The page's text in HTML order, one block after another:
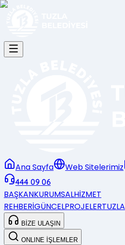
Ana Sayfa Web Sitelerimiz
444 09 06
BAŞKANKURUMSALHİZMET
REHBERİGÜNCELPROJELERTUZLA
BİZE ULAŞIN
ONLINE İŞLEMLER